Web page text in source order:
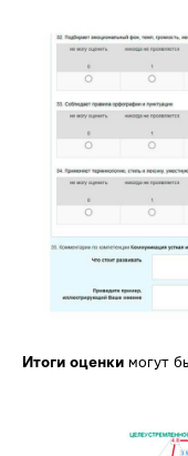
Итоги оценки могут